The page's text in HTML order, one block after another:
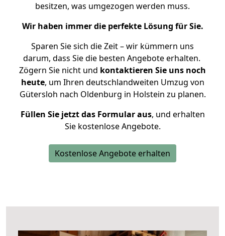
besitzen, was umgezogen werden muss.
Wir haben immer die perfekte Lösung für Sie.
Sparen Sie sich die Zeit – wir kümmern uns
darum, dass Sie die besten Angebote erhalten.
Zögern Sie nicht und kontaktieren Sie uns noch
heute, um Ihren deutschlandweiten Umzug von
Gütersloh nach Oldenburg in Holstein zu planen.
Füllen Sie jetzt das Formular aus, und erhalten
Sie kostenlose Angebote.
Kostenlose Angebote erhalten